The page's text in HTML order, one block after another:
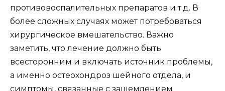
противовоспалительных препаратов и т.д. В
более сложных случаях может потребоваться
хирургическое вмешательство. Важно
заметить, что лечение должно быть
всесторонним и включать источник проблемы,
а именно остеохондроз шейного отдела, и
симптомы, связанные с защемлением